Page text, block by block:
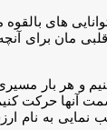
های بالقوه
مان برای آنچه
هر بار مسیری
آنها حرکت
نمایی به نام